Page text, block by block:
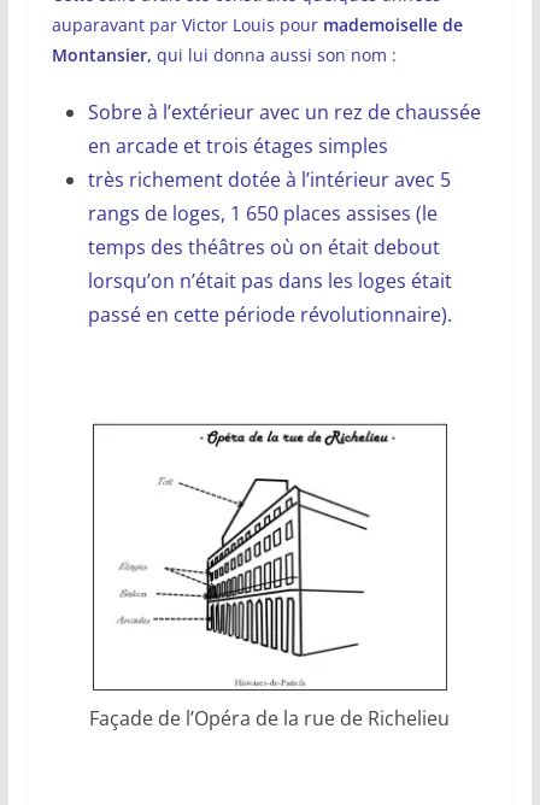
auparavant par Victor Louis pour mademoiselle de
Montansier, qui lui donna aussi son nom :
Sobre à l’extérieur avec un rez de chaussée
en arcade et trois étages simples
très richement dotée à l’intérieur avec 5
rangs de loges, 1 650 places assises (le
temps des théâtres où on était debout
lorsqu’on n’était pas dans les loges était
passé en cette période révolutionnaire).
Façade de l’Opéra de la rue de Richelieu